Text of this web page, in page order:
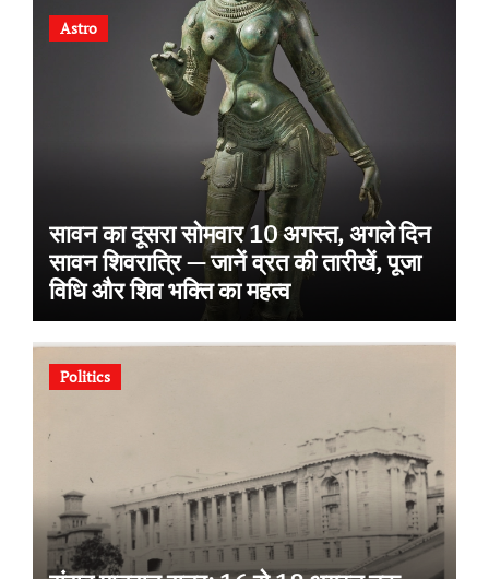
Astro
सावन का दूसरा सोमवार 10 अगस्त, अगले दिन
सावन शिवरात्रि — जानें व्रत की तारीखें, पूजा
विधि और शिव भक्ति का महत्व
Politics